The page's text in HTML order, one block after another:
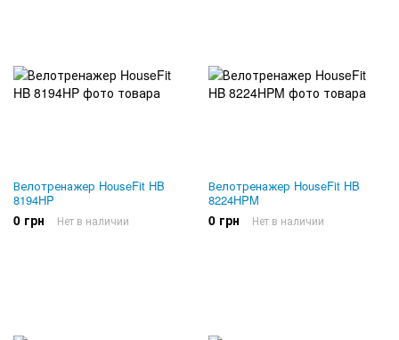
Велотренажер HouseFit HB
8194HP
0 грн Нет в наличии
Велотренажер HouseFit HB
8224HPM
0 грн Нет в наличии